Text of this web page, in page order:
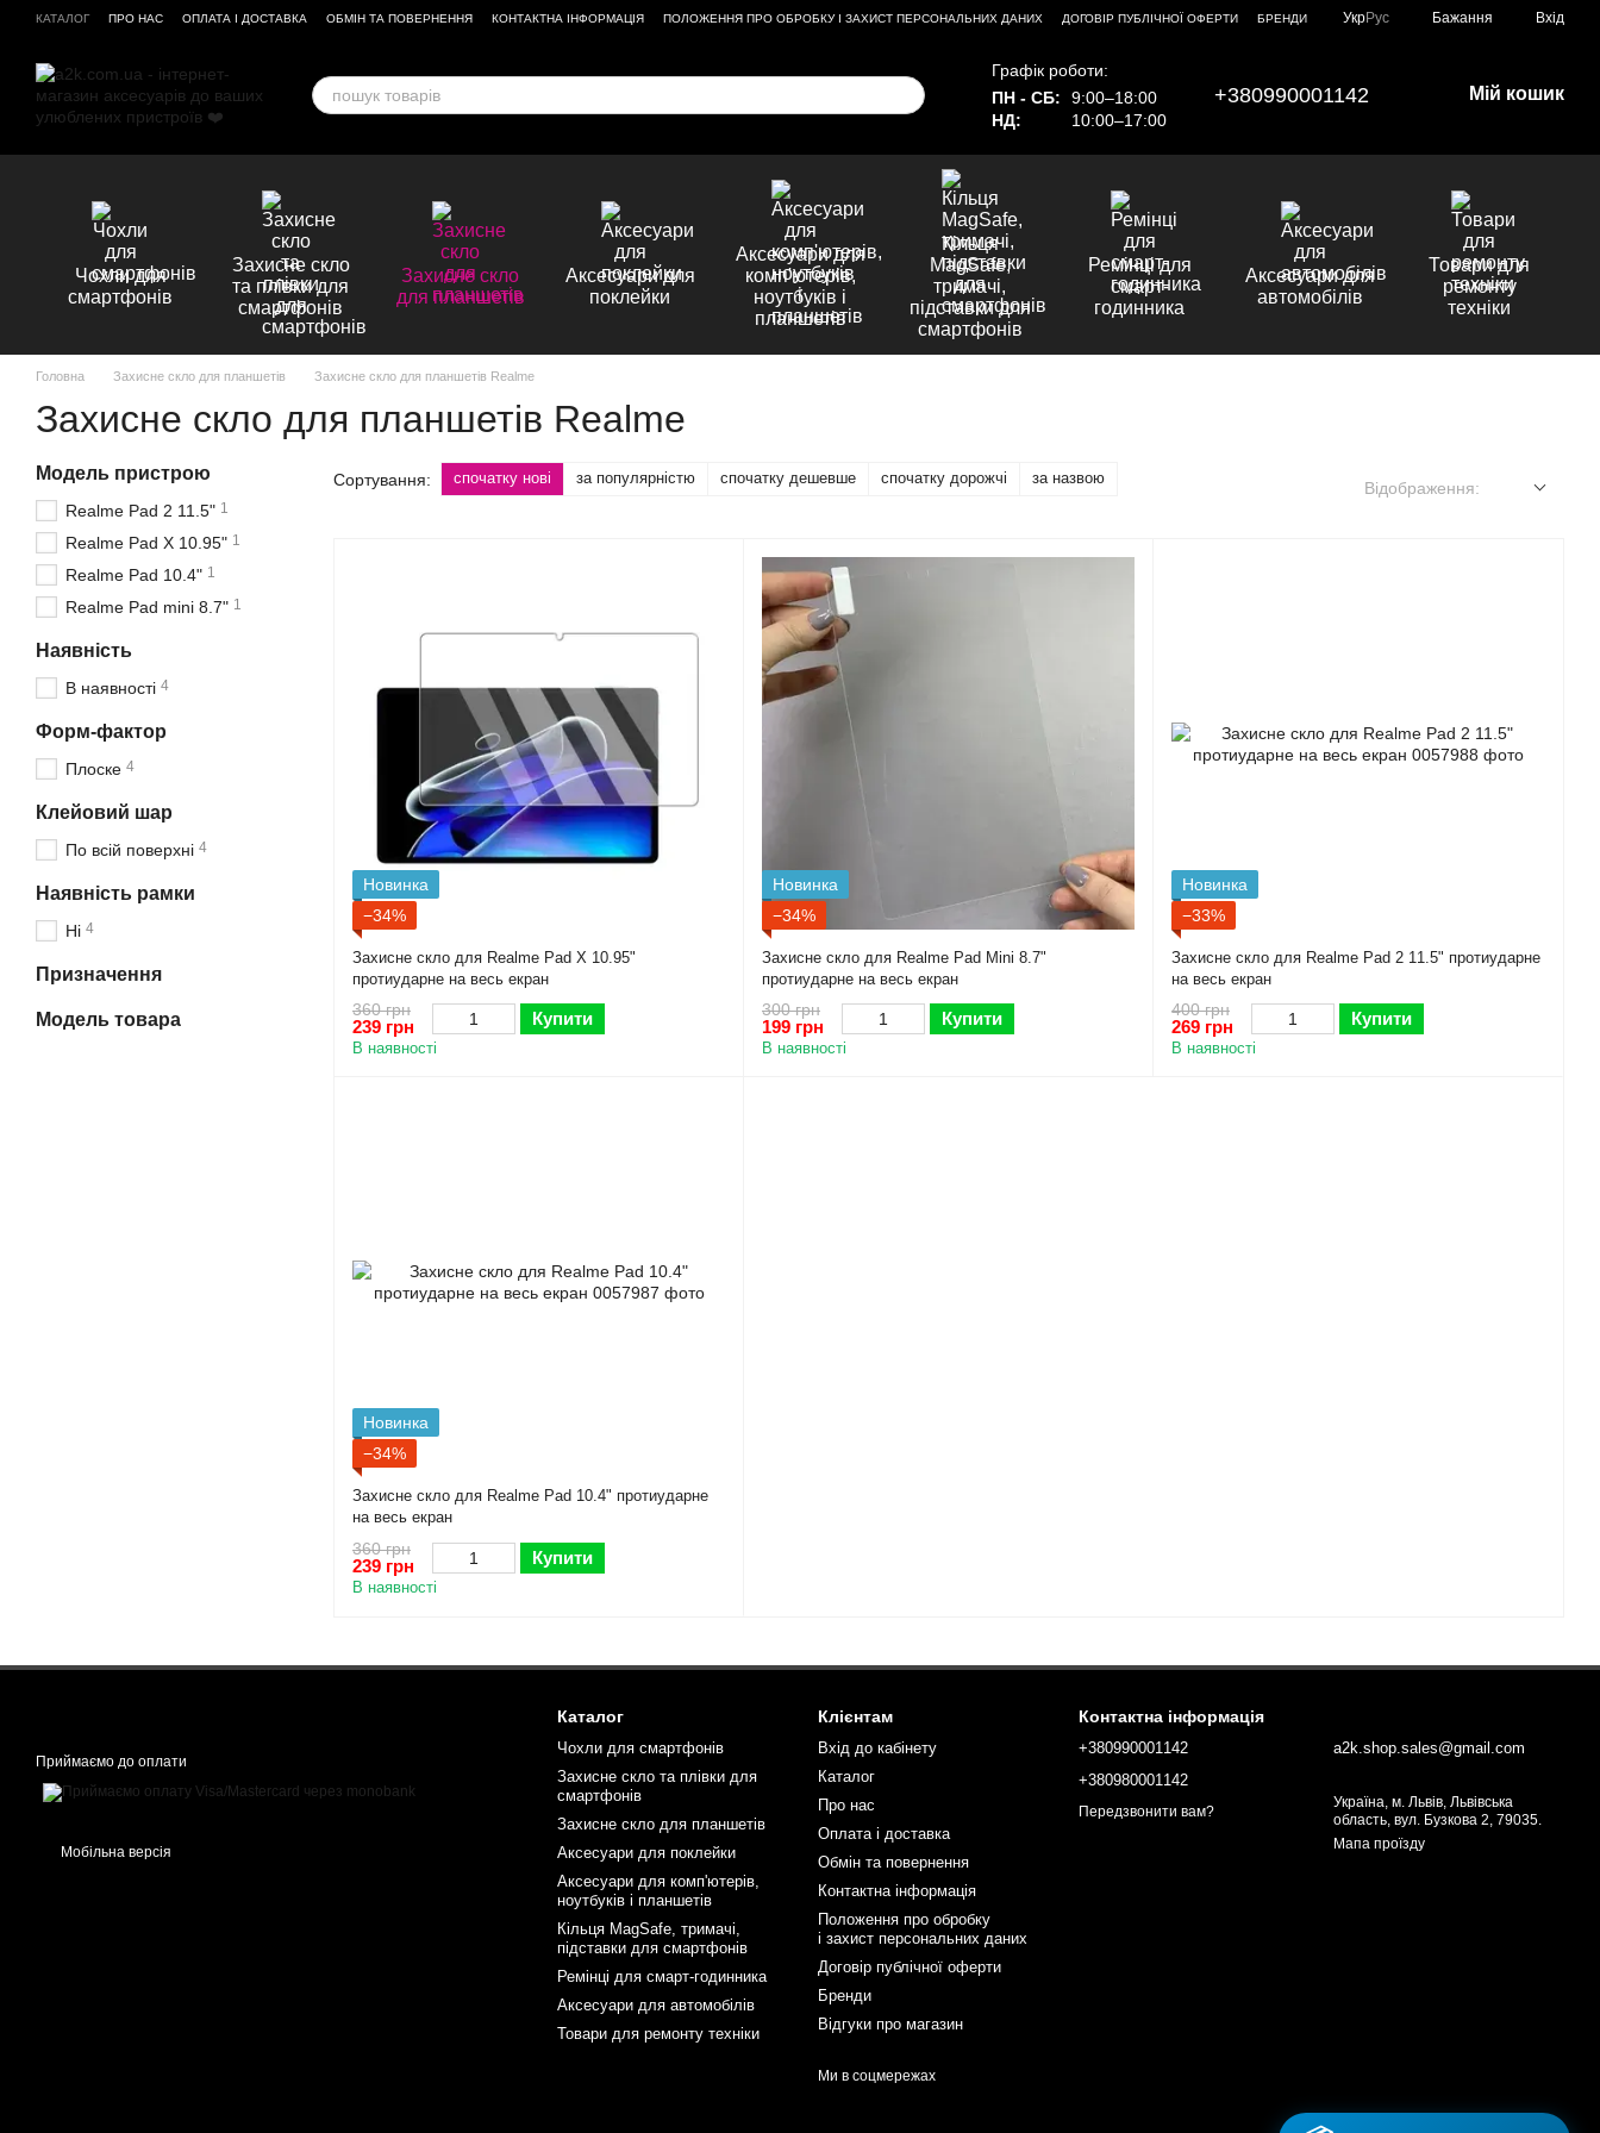
Перейти до основного контенту
КАТАЛОГ ПРО НАС ОПЛАТА І ДОСТАВКА ОБМІН ТА ПОВЕРНЕННЯ КОНТАКТНА ІНФОРМАЦІЯ ПОЛОЖЕННЯ ПРО ОБРОБКУ І ЗАХИСТ ПЕРСОНАЛЬНИХ ДАНИХ ДОГОВІР ПУБЛІЧНОЇ ОФЕРТИ
БРЕНДИ
УкрРус Бажання Вхід
Графік роботи:
ПН - СБ:
9:00–18:00
НД:
10:00–17:00
+380990001142 Мій кошик
Чохли для
смартфонів
Захисне скло
та плівки для
смартфонів
Захисне скло
для планшетів
Аксесуари для
поклейки
Аксесуари для
комп'ютерів,
ноутбуків і
планшетів
Кільця
MagSafe,
тримачі,
підставки для
смартфонів
Ремінці для
смарт-
годинника
Аксесуари для
автомобілів
Товари для
ремонту
техніки
Головна Захисне скло для планшетів Захисне скло для планшетів Realme
Захисне скло для планшетів Realme
Сортування: спочатку нові за популярністю спочатку дешевше спочатку дорожчі за назвою
Відображення:
Новинка
−34%
Захисне скло для Realme Pad X 10.95"
протиударне на весь екран
360 грн
239 грн Купити
В наявності
Новинка
−34%
Захисне скло для Realme Pad Mini 8.7"
протиударне на весь екран
300 грн
199 грн Купити
В наявності
Новинка
−33%
Захисне скло для Realme Pad 2 11.5" протиударне
на весь екран
400 грн
269 грн Купити
В наявності
Новинка
−34%
Захисне скло для Realme Pad 10.4" протиударне
на весь екран
360 грн
239 грн Купити
В наявності
Модель пристрою
Realme Pad 2 11.5" 1
Realme Pad X 10.95" 1
Realme Pad 10.4" 1
Realme Pad mini 8.7" 1
Наявність
В наявності 4
Форм-фактор
Плоске 4
Клейовий шар
По всій поверхні 4
Наявність рамки
Ні 4
Призначення
Модель товара
Приймаємо до оплати
Мобільна версія
Каталог
Чохли для смартфонів
Захисне скло та плівки для
смартфонів
Захисне скло для планшетів
Аксесуари для поклейки
Аксесуари для комп'ютерів,
ноутбуків і планшетів
Кільця MagSafe, тримачі,
підставки для смартфонів
Ремінці для смарт-годинника
Аксесуари для автомобілів
Товари для ремонту техніки
Клієнтам
Вхід до кабінету
Каталог
Про нас
Оплата і доставка
Обмін та повернення
Контактна інформація
Положення про обробку
і захист персональних даних
Договір публічної оферти
Бренди
Відгуки про магазин
Ми в соцмережах
Контактна інформація
+380990001142
+380980001142
Передзвонити вам?
a2k.shop.sales@gmail.com
Україна, м. Львів, Львівська
область, вул. Бузкова 2, 79035.
Мапа проїзду